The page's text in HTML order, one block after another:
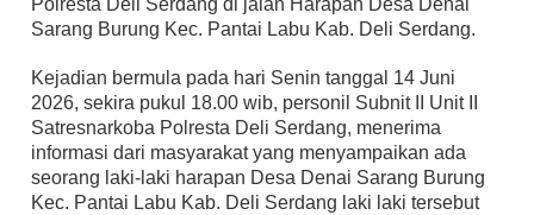
Polresta Deli Serdang di jalan Harapan Desa Denai
Sarang Burung Kec. Pantai Labu Kab. Deli Serdang.
Kejadian bermula pada hari Senin tanggal 14 Juni
2026, sekira pukul 18.00 wib, personil Subnit II Unit II
Satresnarkoba Polresta Deli Serdang, menerima
informasi dari masyarakat yang menyampaikan ada
seorang laki-laki harapan Desa Denai Sarang Burung
Kec. Pantai Labu Kab. Deli Serdang laki laki tersebut